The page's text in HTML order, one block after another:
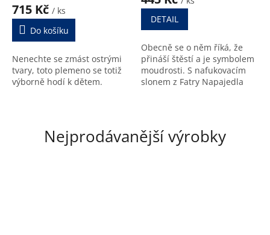
715 Kč / ks
Do košíku
Nenechte se zmást ostrými
tvary, toto plemeno se totiž
výborně hodí k dětem.
produktu
5,0
5
hvězdiček.
DETAIL
Obecně se o něm říká, že
přináší štěstí a je symbolem
moudrosti. S nafukovacím
slonem z Fatry Napajedla
Nejprodávanější výrobky